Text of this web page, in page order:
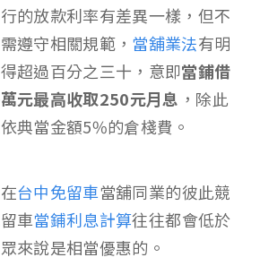
的放款利率有差異一樣，但不
遵守相關規範， 當舖業法有明
超過百分之三十，意即當鋪借
元最高收取250元月息 ，除此
典當金額5%的倉棧費。
台中免留車當舖同業的彼此競
車當鋪利息計算往往都會低於
來說是相當優惠的。